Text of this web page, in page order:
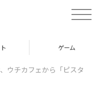
t
o
v
ゲーム
ウチカフェから「ピスタ